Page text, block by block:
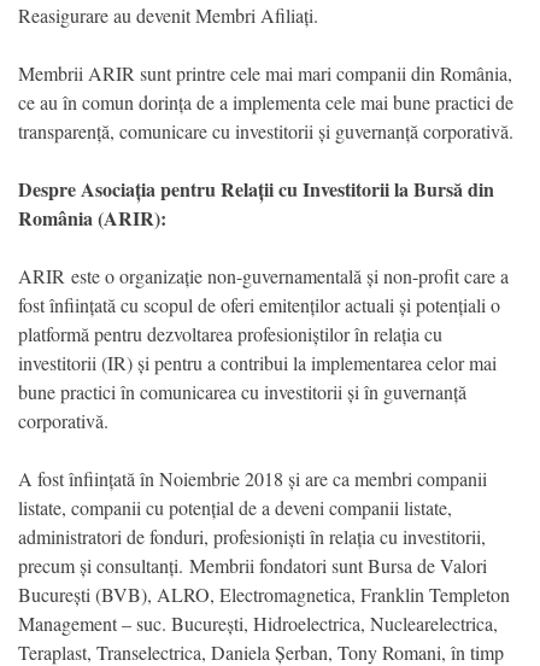
Reasigurare au devenit Membri Afiliați.
Membrii ARIR sunt printre cele mai mari companii din România,
ce au în comun dorința de a implementa cele mai bune practici de
transparență, comunicare cu investitorii și guvernanță corporativă.
Despre Asociația pentru Relații cu Investitorii la Bursă din
România (ARIR):
ARIR este o organizație non-guvernamentală și non-profit care a
fost înființată cu scopul de oferi emitenților actuali și potențiali o
platformă pentru dezvoltarea profesioniștilor în relația cu
investitorii (IR) și pentru a contribui la implementarea celor mai
bune practici în comunicarea cu investitorii și în guvernanță
corporativă.
A fost înființată în Noiembrie 2018 și are ca membri companii
listate, companii cu potențial de a deveni companii listate,
administratori de fonduri, profesioniști în relația cu investitorii,
precum și consultanți. Membrii fondatori sunt Bursa de Valori
București (BVB), ALRO, Electromagnetica, Franklin Templeton
Management – suc. București, Hidroelectrica, Nuclearelectrica,
Teraplast, Transelectrica, Daniela Șerban, Tony Romani, în timp